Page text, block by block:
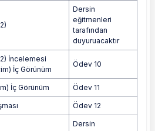
Dersin
eğitmenleri
tarafından
duyuruacaktır
İncelemesi
İç Görünüm
Ödev 10
İç Görünüm Ödev 11
Ödev 12
Dersin